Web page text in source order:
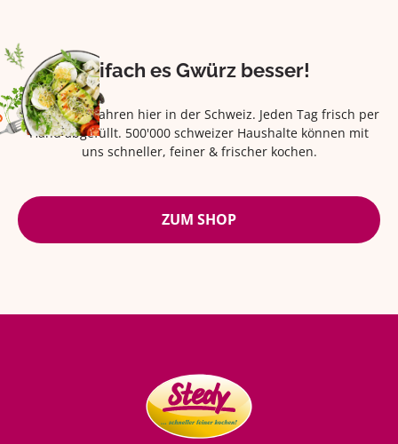
Eifach es Gwürz besser!
Seit über 42 Jahren hier in der Schweiz. Jeden Tag frisch per
Hand abgefüllt. 500'000 schweizer Haushalte können mit
uns schneller, feiner & frischer kochen.
ZUM SHOP